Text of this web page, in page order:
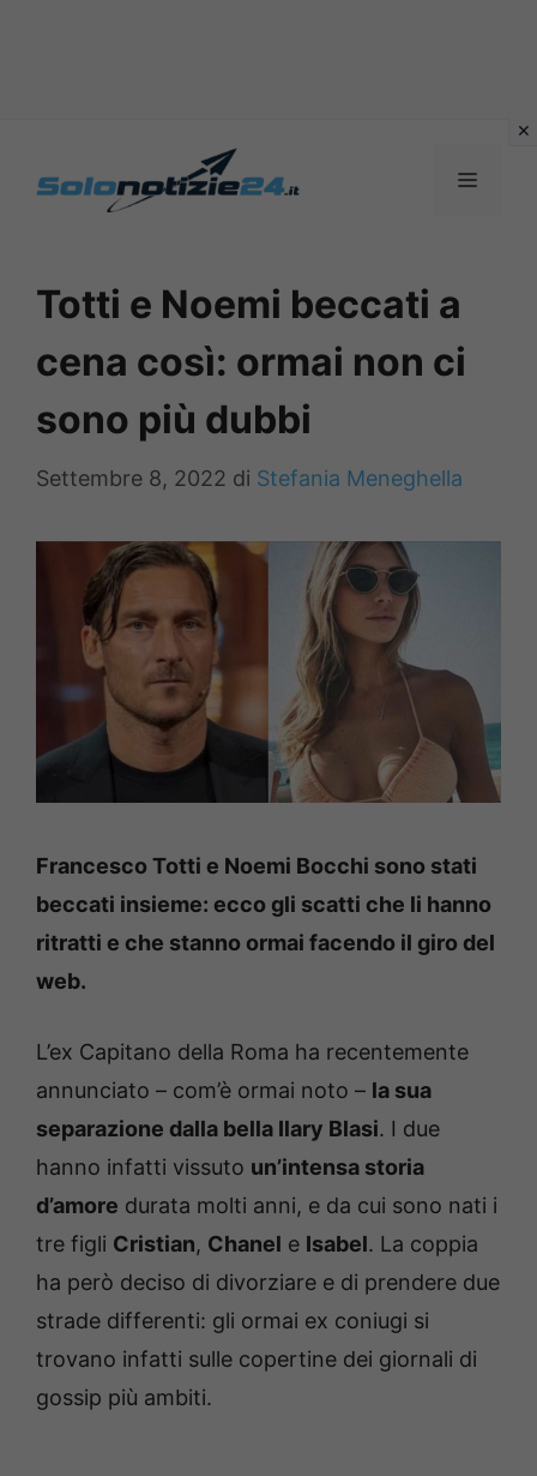
MENU
Totti e Noemi beccati a
cena così: ormai non ci
sono più dubbi
Settembre 8, 2022 di Stefania Meneghella
Francesco Totti e Noemi Bocchi sono stati
beccati insieme: ecco gli scatti che li hanno
ritratti e che stanno ormai facendo il giro del
web.
L’ex Capitano della Roma ha recentemente
annunciato – com’è ormai noto – la sua
separazione dalla bella Ilary Blasi. I due
hanno infatti vissuto un’intensa storia
d’amore durata molti anni, e da cui sono nati i
tre figli Cristian, Chanel e Isabel. La coppia
ha però deciso di divorziare e di prendere due
strade differenti: gli ormai ex coniugi si
trovano infatti sulle copertine dei giornali di
gossip più ambiti.